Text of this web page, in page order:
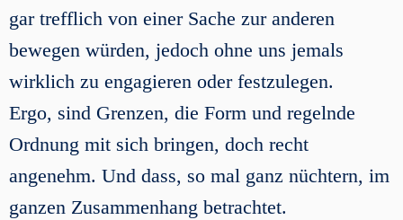
gar trefflich von einer Sache zur anderen
bewegen würden, jedoch ohne uns jemals
wirklich zu engagieren oder festzulegen.
Ergo, sind Grenzen, die Form und regelnde
Ordnung mit sich bringen, doch recht
angenehm. Und dass, so mal ganz nüchtern, im
ganzen Zusammenhang betrachtet.